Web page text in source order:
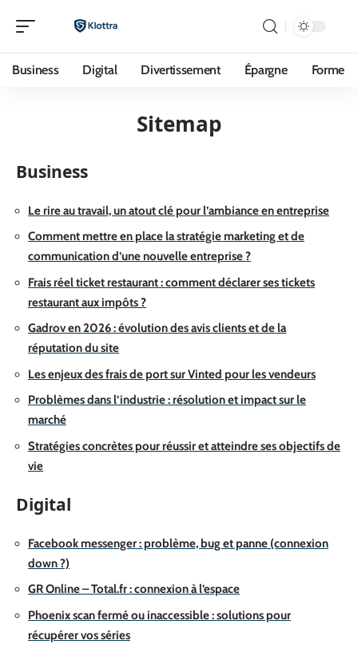
Business Digital Divertissement Épargne Forme
Sitemap
Business
Le rire au travail, un atout clé pour l’ambiance en entreprise
Comment mettre en place la stratégie marketing et de
communication d’une nouvelle entreprise ?
Frais réel ticket restaurant : comment déclarer ses tickets
restaurant aux impôts ?
Gadrov en 2026 : évolution des avis clients et de la
réputation du site
Les enjeux des frais de port sur Vinted pour les vendeurs
Problèmes dans l’industrie : résolution et impact sur le
marché
Stratégies concrètes pour réussir et atteindre ses objectifs de
vie
Digital
Facebook messenger : problème, bug et panne (connexion
down ?)
GR Online – Total.fr : connexion à l’espace
Phoenix scan fermé ou inaccessible : solutions pour
récupérer vos séries